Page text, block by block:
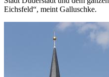
Eichsfeld“, meint Galluschke.